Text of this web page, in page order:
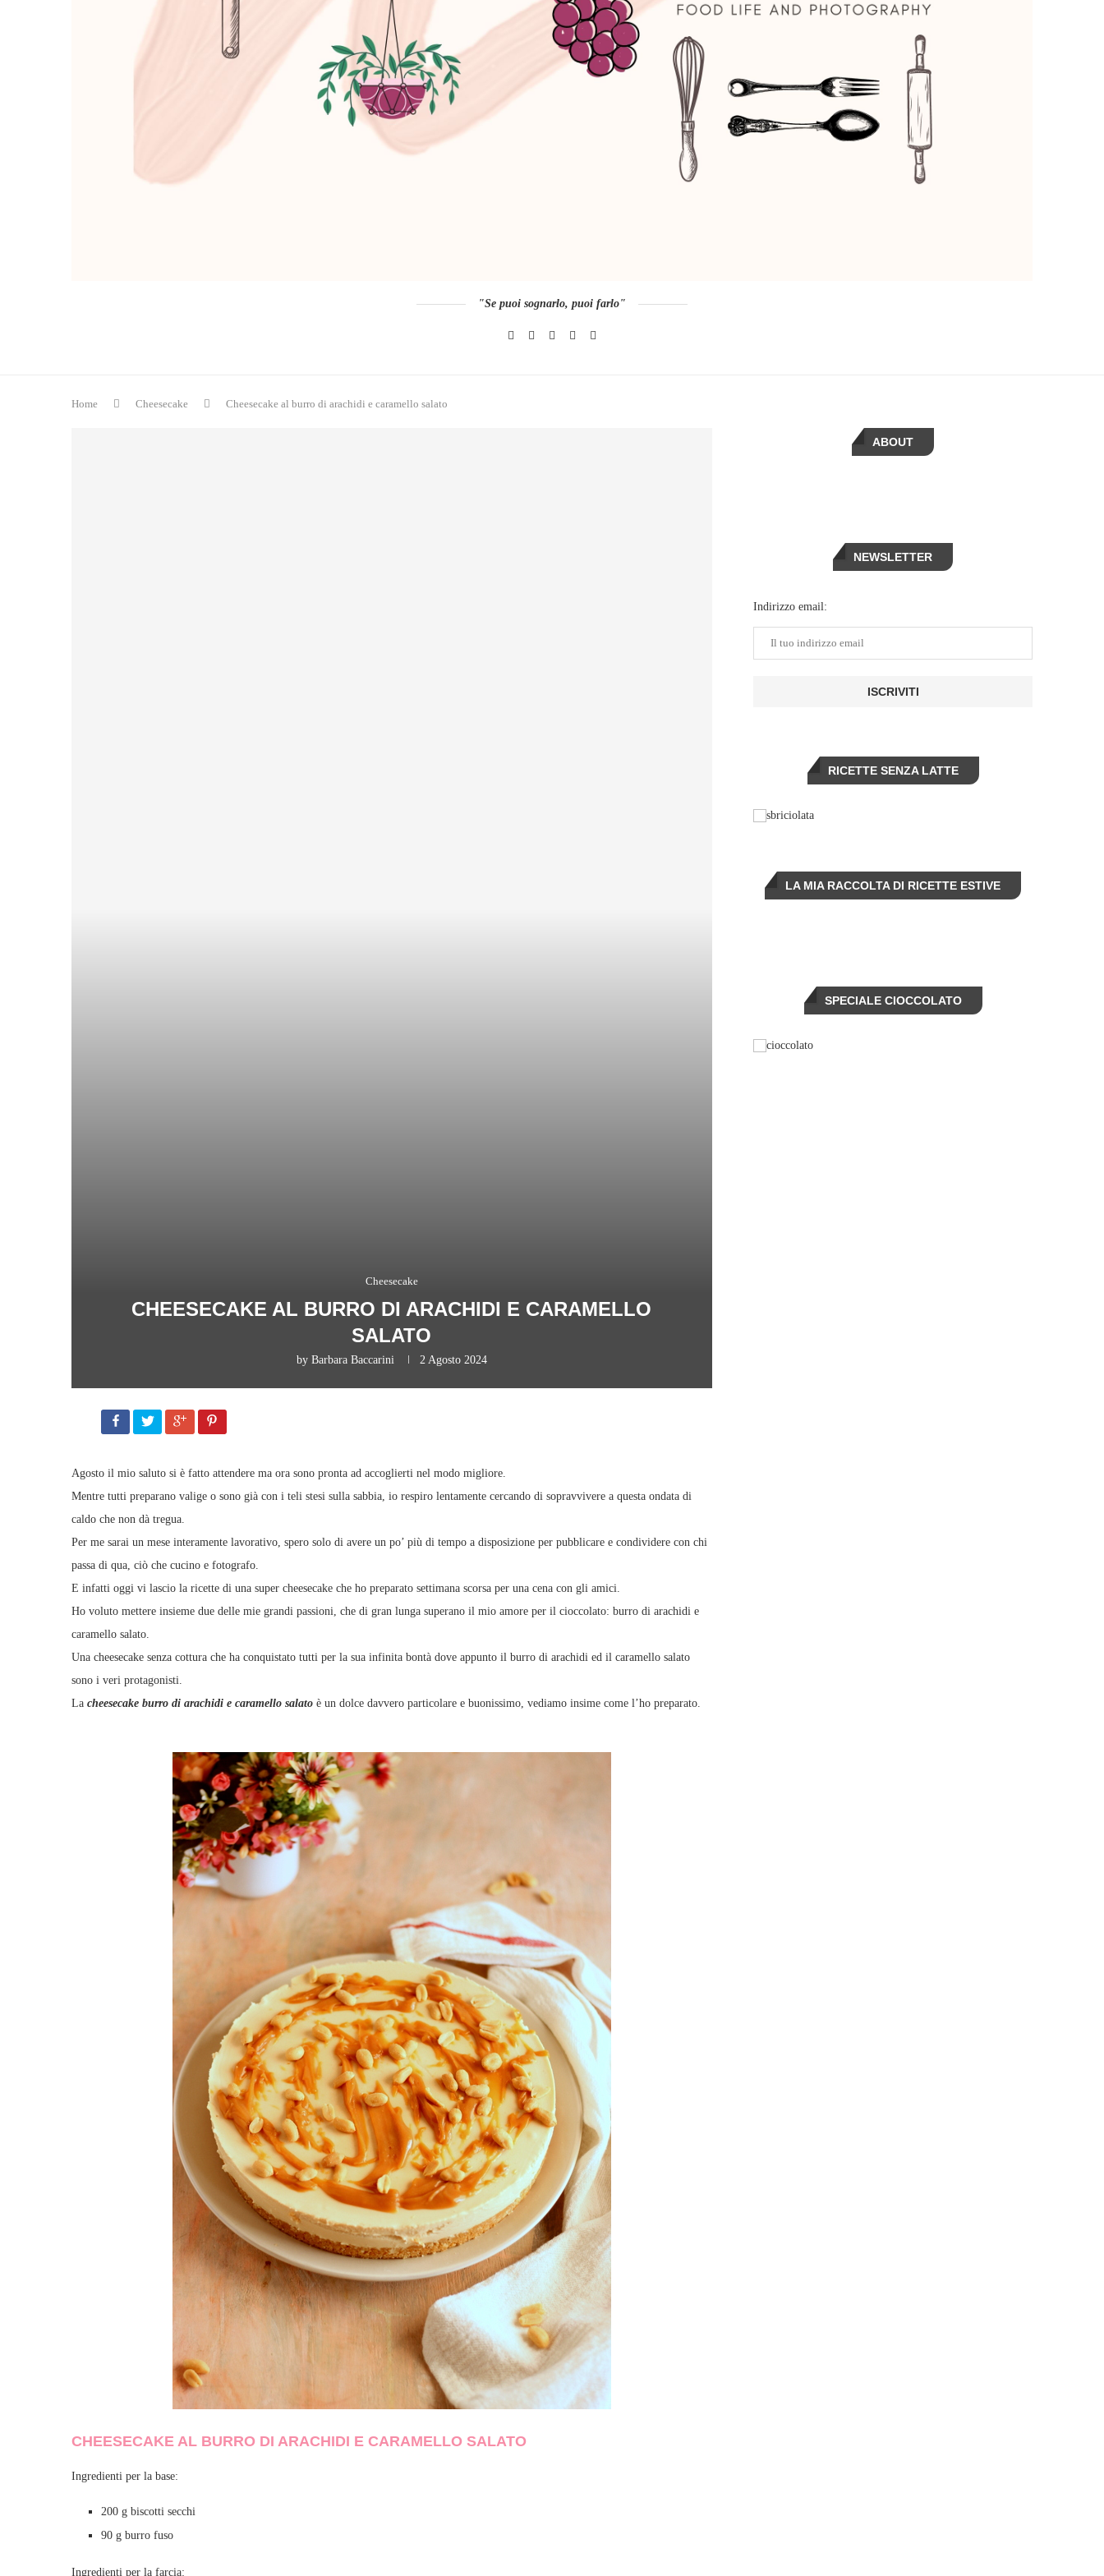
"Se puoi sognarlo, puoi farlo"
Home Cheesecake Cheesecake al burro di arachidi e caramello salato
Cheesecake
CHEESECAKE AL BURRO DI ARACHIDI E CARAMELLO
SALATO
by Barbara Baccarini 2 Agosto 2024
Agosto il mio saluto si è fatto attendere ma ora sono pronta ad accoglierti nel modo migliore.
Mentre tutti preparano valige o sono già con i teli stesi sulla sabbia, io respiro lentamente cercando di sopravvivere a questa ondata di
caldo che non dà tregua.
Per me sarai un mese interamente lavorativo, spero solo di avere un po’ più di tempo a disposizione per pubblicare e condividere con chi
passa di qua, ciò che cucino e fotografo.
E infatti oggi vi lascio la ricette di una super cheesecake che ho preparato settimana scorsa per una cena con gli amici.
Ho voluto mettere insieme due delle mie grandi passioni, che di gran lunga superano il mio amore per il cioccolato: burro di arachidi e
caramello salato.
Una cheesecake senza cottura che ha conquistato tutti per la sua infinita bontà dove appunto il burro di arachidi ed il caramello salato
sono i veri protagonisti.
La cheesecake burro di arachidi e caramello salato è un dolce davvero particolare e buonissimo, vediamo insime come l’ho preparato.
CHEESECAKE AL BURRO DI ARACHIDI E CARAMELLO SALATO
Ingredienti per la base:
200 g biscotti secchi
90 g burro fuso
Ingredienti per la farcia:
ABOUT
NEWSLETTER
Indirizzo email:
RICETTE SENZA LATTE
LA MIA RACCOLTA DI RICETTE ESTIVE
SPECIALE CIOCCOLATO